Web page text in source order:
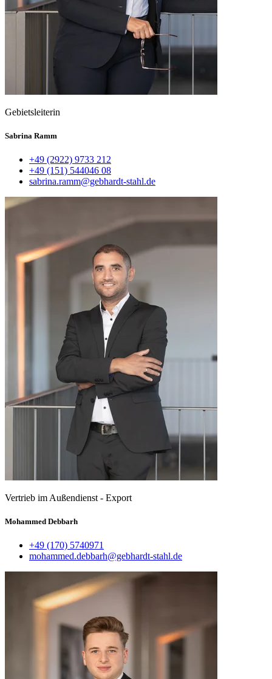
Gebietsleiterin
Sabrina Ramm
+49 (2922) 9733 212
+49 (151) 544046 08
sabrina.ramm@gebhardt-stahl.de
Vertrieb im Außendienst - Export
Mohammed Debbarh
+49 (170) 5740971
mohammed.debbarh@gebhardt-stahl.de